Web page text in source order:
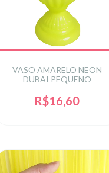
VASO AMARELO NEON
DUBAI PEQUENO
R$16,60